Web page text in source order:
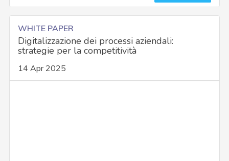
WHITE PAPER
Digitalizzazione dei processi aziendali:
strategie per la competitività
14 Apr 2025